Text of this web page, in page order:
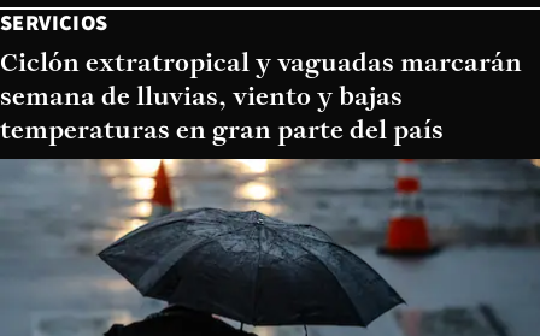
SERVICIOS
Ciclón extratropical y vaguadas marcarán
semana de lluvias, viento y bajas
temperaturas en gran parte del país